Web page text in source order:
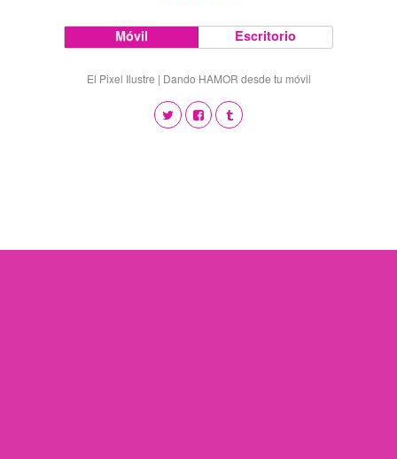
Móvil Escritorio
El Pixel Ilustre | Dando HAMOR desde tu móvil